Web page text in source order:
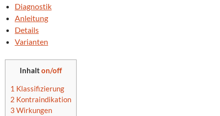
Diagnostik
Anleitung
Details
Varianten
Inhalton/off
1 Klassifizierung
2 Kontraindikation
3 Wirkungen